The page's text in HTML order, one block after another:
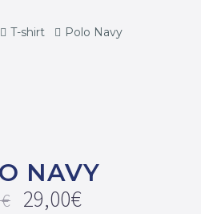
T-shirt Polo Navy
NAVY
€ 29,00€